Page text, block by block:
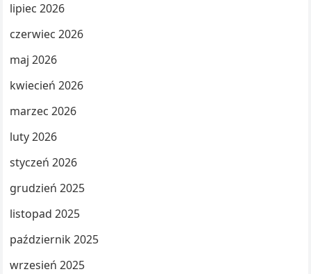
lipiec 2026
czerwiec 2026
maj 2026
kwiecień 2026
marzec 2026
luty 2026
styczeń 2026
grudzień 2025
listopad 2025
październik 2025
wrzesień 2025